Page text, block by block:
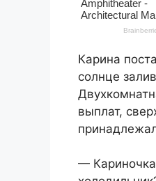
Карина
солнце
выплат,
—